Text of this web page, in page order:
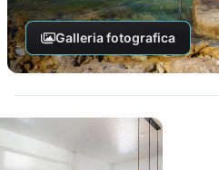
Galleria fotografica